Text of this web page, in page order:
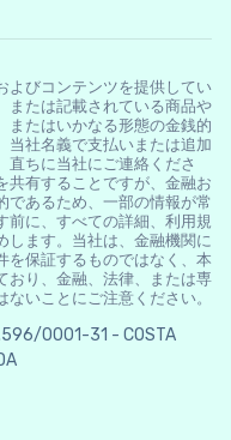
よびコンテンツを提供してい
または記載されている商品や
またはいかなる形態の金銭的
当社名義で支払いまたは追加
直ちに当社にご連絡くださ
共有することですが、金融お
であるため、一部の情報が常
前に、すべての詳細、利用規
します。当社は、金融機関に
を保証するものではなく、本
おり、金融、法律、または専
いことにご注意ください。
0001-31 - COSTA